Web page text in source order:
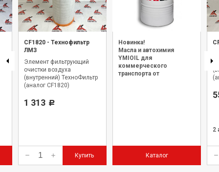
CF1820 - Технофильтр
ЛМЗ
Элемент фильтрующий
очистки воздуха
(внутренний) ТехноФильтр
(аналог CF1820)
1 313 Р
Купить
Новинка!
Масла и автохимия
YMIOIL для
коммерческого
транспорта от
Каталог
2